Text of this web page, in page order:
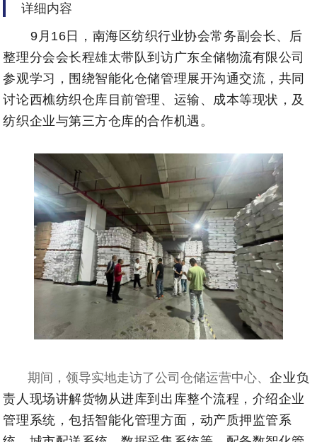
详细内容
9月16日，南海区纺织行业协会常务副会长、后
整理分会会长程雄太带队到访广东全储物流有限公司
参观学习，围绕智能化仓储管理展开沟通交流，共同
讨论西樵纺织仓库目前管理、运输、成本等现状，及
纺织企业与第三方仓库的合作机遇。
期间，领导实地走访了公司仓储运营中心、企业负
责人现场讲解货物从进库到出库整个流程，介绍企业
管理系统，包括智能化管理方面，动产质押监管系